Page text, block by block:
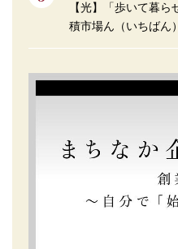
【光】「歩いて暮
積市場ん（いちばん